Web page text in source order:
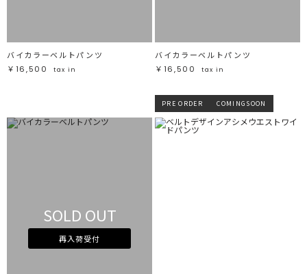
バイカラーベルトパンツ
￥16,500
tax in
バイカラーベルトパンツ
￥16,500
tax in
SOLD OUT
再入荷受付
PRE ORDER COMINGSOON